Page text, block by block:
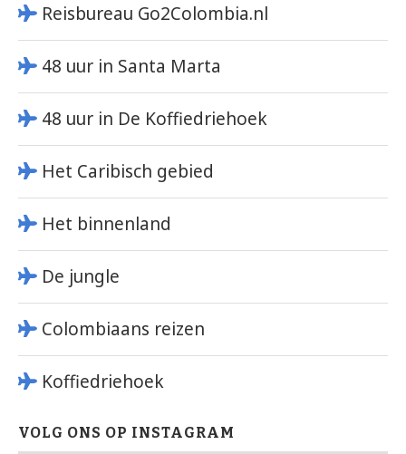
Reisbureau Go2Colombia.nl
48 uur in Santa Marta
48 uur in De Koffiedriehoek
Het Caribisch gebied
Het binnenland
De jungle
Colombiaans reizen
Koffiedriehoek
VOLG ONS OP INSTAGRAM